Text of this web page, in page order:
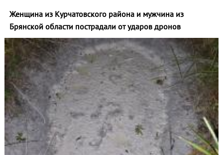
Женщина из Курчатовского района и мужчина из
Брянской области пострадали от ударов дронов